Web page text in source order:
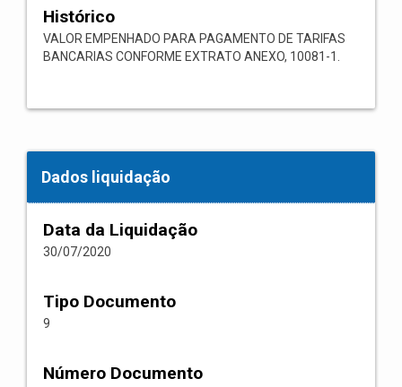
Histórico
VALOR EMPENHADO PARA PAGAMENTO DE TARIFAS
BANCARIAS CONFORME EXTRATO ANEXO, 10081-1.
Dados liquidação
Data da Liquidação
30/07/2020
Tipo Documento
9
Número Documento